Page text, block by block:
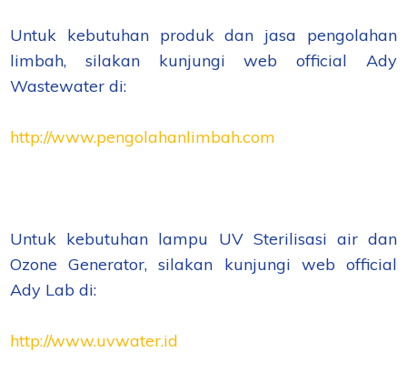
Untuk kebutuhan produk dan jasa pengolahan
limbah, silakan kunjungi web official Ady
Wastewater di:
http://www.pengolahanlimbah.com
Untuk kebutuhan lampu UV Sterilisasi air dan
Ozone Generator, silakan kunjungi web official
Ady Lab di:
http://www.uvwater.id